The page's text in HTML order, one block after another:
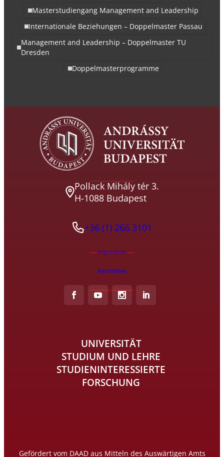
Masterstudiengang Management and Leadership
Internationale Beziehungen – Doppelmaster Passau
Management and Leadership – Doppelmaster TU
Dresden
Doppelmasterprogramme
Pollack Mihály tér 3.
H-1088 Budapest
+36 (1) 266 3101
Impressum
Rechtliches
UNIVERSITÄT
STUDIUM UND LEHRE
STUDIENINTERESSIERTE
FORSCHUNG
Gefördert vom DAAD aus Mitteln des Auswärtigen Amts